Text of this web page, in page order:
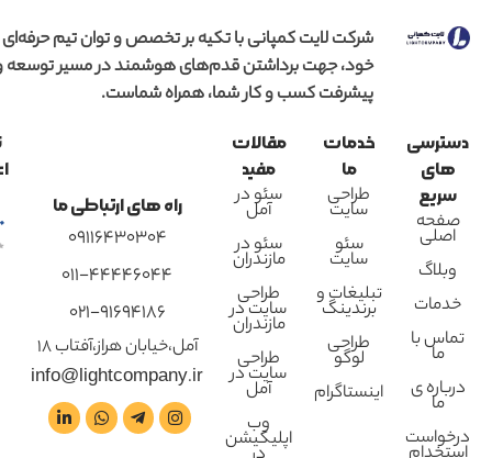
شرکت لایت کمپانی با تکیه بر تخصص و توان تیم حرفه‌ای
خود، جهت برداشتن قدم‌های هوشمند در مسیر توسعه
پیشرفت کسب و کار شما، همراه شماست.
دسترسی
های
سریع
صفحه
اصلی
وبلاگ
خدمات
تماس با
ما
درباره ی
ما
درخواست
خدمات
ما
طراحی
سایت
سئو
سایت
تبلیغات و
برندینگ
طراحی
لوگو
اینستاگرام
مقالات
مفید
سئو در
آمل
سئو در
مازندران
طراحی
سایت در
مازندران
طراحی
سایت در
آمل
وب
اپلیکیشن
راه های ارتباطی ما
09116430304
011-44446044
021-91694186
آمل،خیابان هراز،آفتاب 18
info@lightcompany.ir